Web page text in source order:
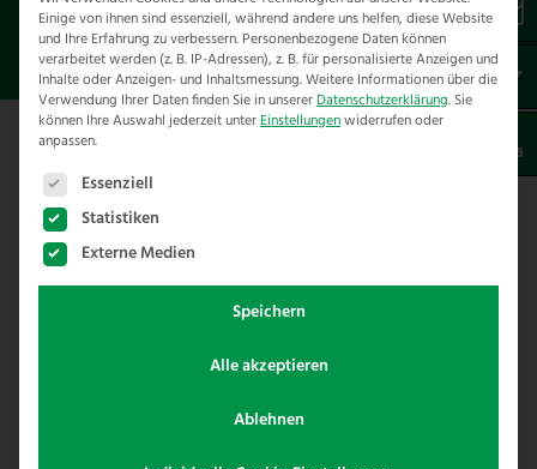
KOPPELZAUN FARGO UND
GEFLECHT
Koppelzaun Fargo und Geflecht
Eine Koppel wurde saniert und damit
Fargo Zaun aus kanadischer Rot Zeder
Dorfe nicht mehr die Pferdewiese voll
scheißen sollen wurde ein MultiUseNet
Einige von ihnen sind essenziell, während andere uns helfen, diese Website
und Ihre Erfahrung zu verbessern. Personenbezogene Daten können
verarbeitet werden (z. B. IP-Adressen), z. B. für personalisierte Anzeigen und
Inhalte oder Anzeigen- und Inhaltsmessung.Weitere Informationen über die
Verwendung Ihrer Daten finden Sie in unsererDatenschutzerklärung. Sie
können Ihre Auswahl jederzeit unterEinstellungenwiderrufen oder
anpassen.
Es folgt eine Liste der Service-Gruppen, für die eine
Essenziell
Statistiken
Externe Medien
Speichern
Alle akzeptieren
Ablehnen